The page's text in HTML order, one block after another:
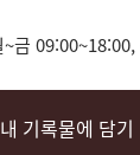
내 기록물에 담기
금
8023 광주